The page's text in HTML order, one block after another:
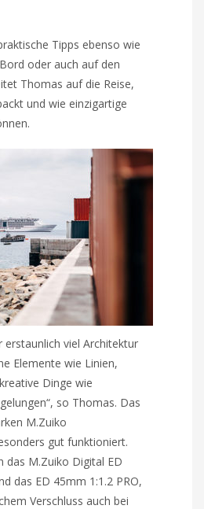
Tipps ebenso wie
oder auch auf den
Thomas auf die Reise,
und wie einzigartige
erstaunlich viel Architektur
Elemente wie Linien,
Dinge wie
so Thomas. Das
M.Zuiko
gut funktioniert.
das M.Zuiko Digital ED
das ED 45mm 1:1.2 PRO,
Verschluss auch bei